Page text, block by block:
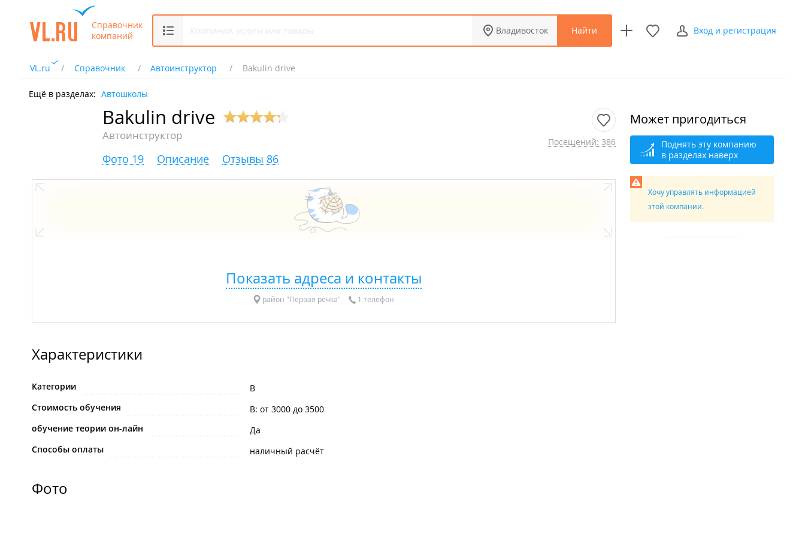
Справочник
компаний
Владивосток Найти Вход и регистрация
VL.ru Справочник Автоинструктор Bakulin drive
Ещё в разделах: Автошколы
Bakulin drive
Автоинструктор Посещений: 386
Фото 19 Описание Отзывы 86
Показать адреса и контакты
район "Первая речка" 1 телефон
Характеристики
Категории
B
Стоимость обучения
B: от 3000 до 3500
обучение теории он-лайн
Да
Способы оплаты
наличный расчёт
Фото
Может пригодиться
Поднять эту компанию
в разделах наверх
Хочу управлять информацией
этой компании.